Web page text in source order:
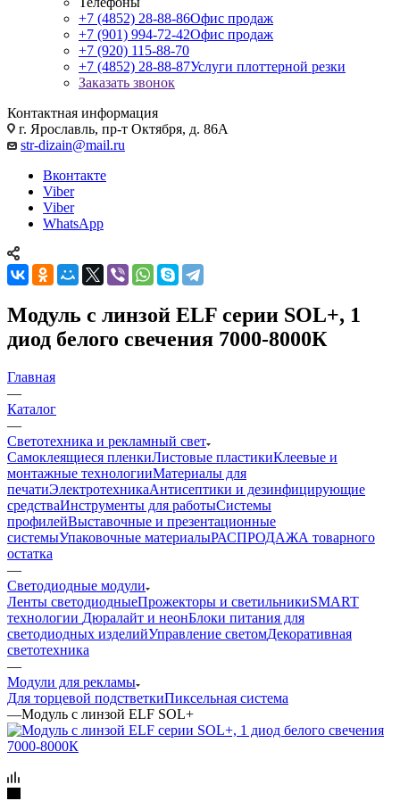
+7 (4852) 28-88-86Офис продаж
+7 (901) 994-72-42Офис продаж
+7 (920) 115-88-70
+7 (4852) 28-88-87Услуги плоттерной резки
Заказать звонок
Контактная информация
г. Ярославль, пр-т Октября, д. 86А
str-dizain@mail.ru
Вконтакте
Viber
Viber
WhatsApp
Модуль с линзой ELF серии SOL+, 1
диод белого свечения 7000-8000К
Главная
—
Каталог
—
Светотехника и рекламный свет
Самоклеящиеся пленкиЛистовые пластикиКлеевые и
монтажные технологииМатериалы для
печатиЭлектротехникаАнтисептики и дезинфицирующие
средстваИнструменты для работыСистемы
профилейВыставочные и презентационные
системыУпаковочные материалыРАСПРОДАЖА товарного
остатка
—
Светодиодные модули
Ленты светодиодныеПрожекторы и светильникиSMART
технологии Дюралайт и неонБлоки питания для
светодиодных изделийУправление светомДекоративная
светотехника
—
Модули для рекламы
Для торцевой подстветкиПиксельная система
—Модуль с линзой ELF SOL+